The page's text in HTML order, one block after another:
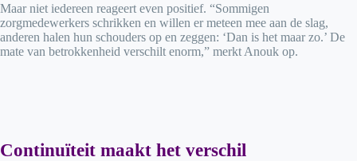
Maar niet iedereen reageert even positief. “Sommigen
zorgmedewerkers schrikken en willen er meteen mee aan de slag,
anderen halen hun schouders op en zeggen: ‘Dan is het maar zo.’ De
mate van betrokkenheid verschilt enorm,” merkt Anouk op.
Continuïteit maakt het verschil